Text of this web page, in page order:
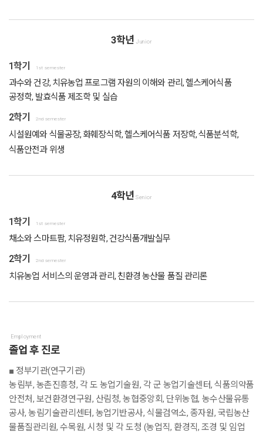
3학년 Junior
1학기 1st semester
과수와 건강, 치유농업 프로그램 자원의 이해와 관리, 헬스케어식품
공정학, 발효식품 제조학 및 실습
2학기 2nd semester
시설원예와 식물공장, 화훼장식학, 헬스케어식품 저장학, 식품분석학,
식품안전과 위생
4학년Senior
1학기 1st semester
채소와 스마트팜, 치유정원학, 건강식품개발실무
2학기 2nd semester
치유농업 서비스의 운영과 관리, 친환경 농산물 품질 관리론
Employment
졸업 후 진로
■ 정부기관(연구기관)
농림부, 농촌진흥청, 각 도 농업기술원, 각 군 농업기술센터, 식품의약품
안전처, 보건환경연구원, 산림청, 농협중앙회, 단위농협, 농수산물유통
공사, 농림기술관리센터, 농업기반공사, 식물검역소, 종자원, 국립농산
물품질관리원, 수목원, 시청 및 각 도청 (농업직, 환경직, 조경 및 임업